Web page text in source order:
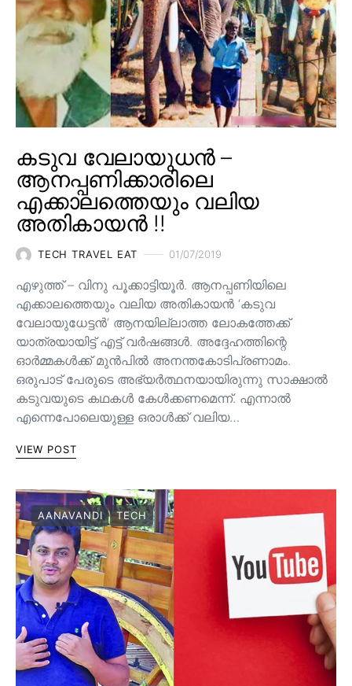
കടുവ വേലായുധൻ –
ആനപ്പണിക്കാരിലെ
എക്കാലത്തെയും വലിയ
അതികായൻ !!
TECH TRAVEL EAT 01/07/2019
എഴുത്ത് – വിനു പൂക്കാട്ടിയൂർ. ആനപ്പണിയിലെ
എക്കാലത്തെയും വലിയ അതികായൻ ‘കടുവ
വേലായുധേട്ടൻ’ ആനയില്ലാത്ത ലോകത്തേക്ക്
യാത്രയായിട്ട് എട്ട് വർഷങ്ങൾ. അദ്ദേഹത്തിന്റെ
ഓർമ്മകൾക്ക് മുൻപിൽ അനന്തകോടിപ്രണാമം.
ഒരുപാട് പേരുടെ അഭ്യർത്ഥനയായിരുന്നു സാക്ഷാൽ
കടുവയുടെ കഥകൾ കേൾക്കണമെന്ന്. എന്നാൽ
എന്നെപോലെയുള്ള ഒരാൾക്ക് വലിയ…
VIEW POST
AANAVANDI TECH